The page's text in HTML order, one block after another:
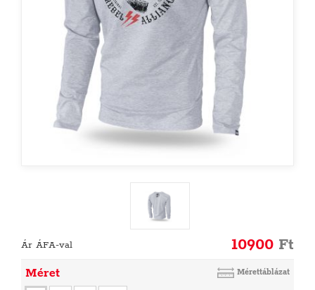
Ár ÁFA-val 10900 Ft
Méret Mérettáblázat